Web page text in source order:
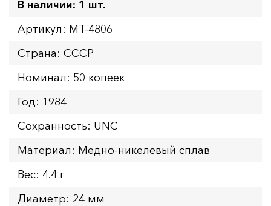
В наличии: 1 шт.
Артикул: MT-4806
Страна: СССР
Номинал: 50 копеек
Год: 1984
Сохранность: UNC
Материал: Медно-никелевый сплав
Вес: 4.4 г
Диаметр: 24 мм